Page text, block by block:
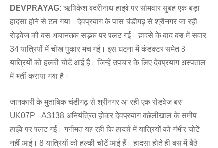
DEVPRAYAG: ऋषिकेश बदरीनाथ हाइवे पर सोमवार सुबह एक बड़ा
हादसा होने से टल गया। देवप्रयाग के पास चंडीगढ़ से श्रीनगर जा रही
रोड़वेज की बस अचानतक सड़क पर पलट गई। हादसे के बाद बस में सवार
34 यात्रियों में चीख पुकार मच गई। इस घटना में कंडक्टर समेत 8
यात्रियों को हल्की चोटें आई हैं। जिन्हें उपचार के लिए देवप्रयाग अस्पताल
में भर्ती कराया गया है।
जानकारी के मुताबिक चंडीगढ़ से श्रीनगर आ रही एक रोडवेज बस
UK07P –A3138 अनियंत्रित होकर देवप्रयाग बछेलीखाल के समीप
हाईवे पर पलट गई। गनीमत यह रही कि हादसे में यात्रियों को गंभीर चोटें
नहीं आई। 8 यात्रियों को हल्की चोटें आई हैं। हादसा होते ही बस में बैठे